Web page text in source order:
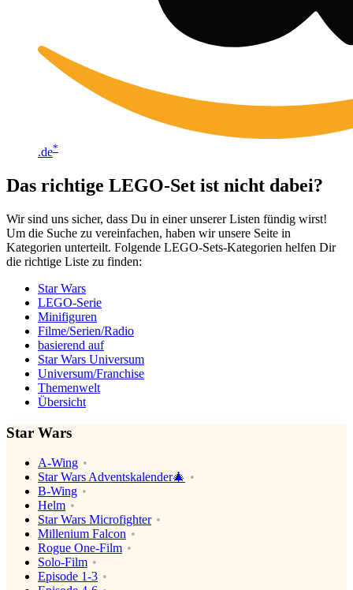
.de*
Das richtige LEGO-Set ist nicht dabei?
Wir sind uns sicher, dass Du in einer unserer Listen fündig wirst!
Um die Suche zu vereinfachen, haben wir unsere Seite in
Kategorien unterteilt. Folgende LEGO-Sets-Kategorien helfen Dir
die richtige Liste zu finden:
Star Wars
LEGO-Serie
Minifiguren
Filme/Serien/Radio
basierend auf
Star Wars Universum
Universum/Franchise
Themenwelt
Übersicht
Star Wars
A-Wing
Star Wars Adventskalender🎄
B-Wing
Helm
Star Wars Microfighter
Millenium Falcon
Rogue One-Film
Solo-Film
Episode 1-3